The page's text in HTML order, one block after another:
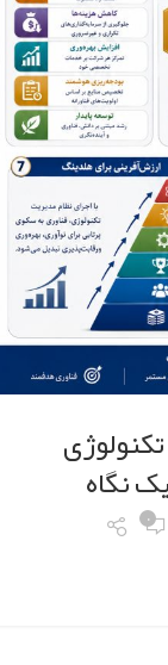
نگاه
۰